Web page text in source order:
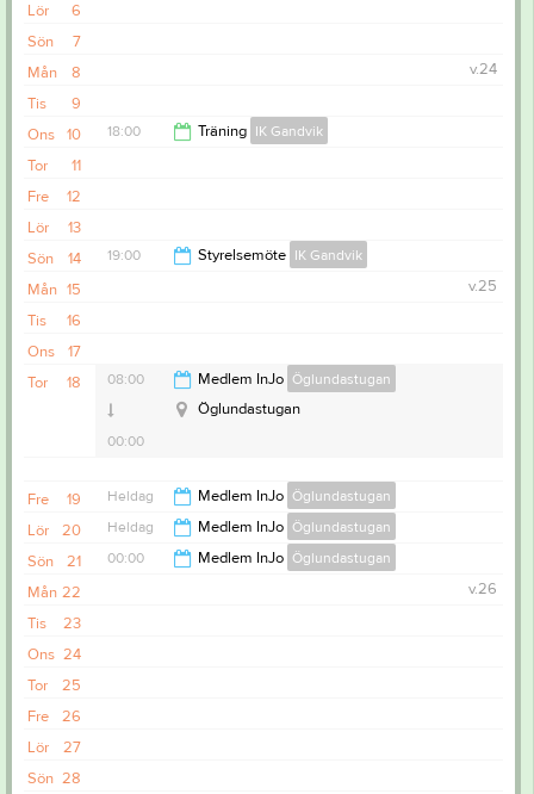
6
Lör
7
Sön
8
Mån
v.24
9
Tis
10
Ons 18:00 Träning IK Gandvik
11
Tor
12
Fre
13
Lör
14
Sön 19:00 Styrelsemöte IK Gandvik
15
Mån
v.25
16
Tis
17
Ons
18
Tor 08:00 Medlem InJo Öglundastugan
00:00
Öglundastugan
19
Fre Heldag Medlem InJo Öglundastugan
20
Lör Heldag Medlem InJo Öglundastugan
21
Sön 00:00 Medlem InJo Öglundastugan
22
Mån
v.26
23
Tis
24
Ons
25
Tor
26
Fre
27
Lör
28
Sön